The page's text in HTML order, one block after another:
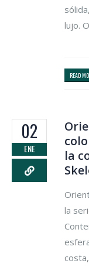
lujo.
READ
02
ENE
la
la